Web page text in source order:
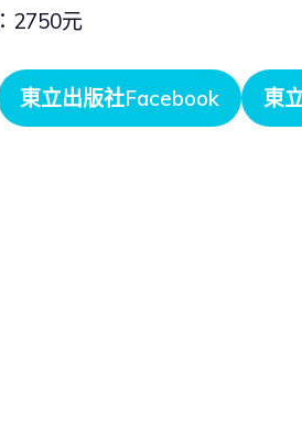
2750元
東立出版社Facebook 東